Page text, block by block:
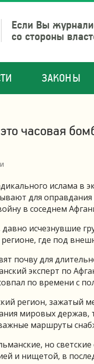
Если Вы
со стороны
ЗАКОНЫ
часовая
ислама в
для оправдания
в соседнем
исчезнувшие
где под
почву для
эксперт по
по времени с
регион, зажатый
мировых
маршруты
но
и нищетой, в